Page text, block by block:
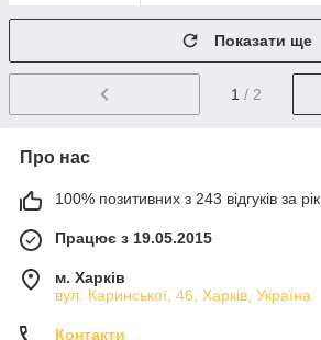
Показати ще
1 / 2
Про нас
100% позитивних з 243 відгуків за рік
Працює з 19.05.2015
м. Харків
вул. Каринської, 46, Харків, Україна
Контакти